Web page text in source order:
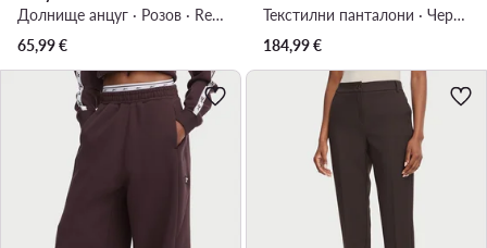
Долнище анцуг · Розов · Regular Fit
65,99€
Текстилни панталони · Черен · Regular Fit
184,99€